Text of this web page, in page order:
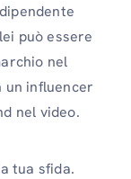
può essere
nel
un influencer
nel video.
tua sfida.